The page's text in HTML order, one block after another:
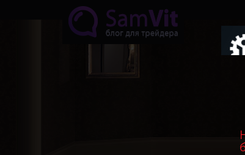
Перейти к основному содержанию